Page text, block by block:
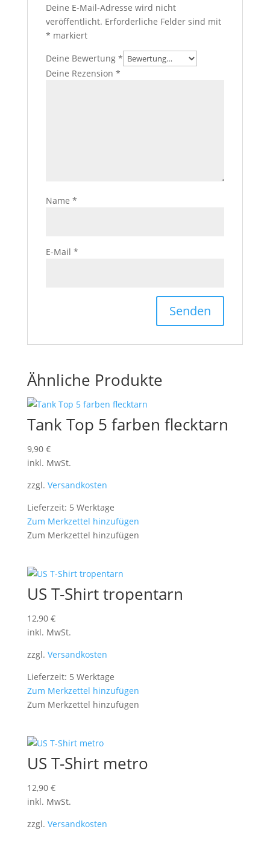
Deine E-Mail-Adresse wird nicht
veröffentlicht. Erforderliche Felder sind mit
* markiert
Deine Bewertung *
Deine Rezension *
Name *
E-Mail *
Ähnliche Produkte
Tank Top 5 farben flecktarn
9,90 €
inkl. MwSt.
zzgl. Versandkosten
Lieferzeit: 5 Werktage
Zum Merkzettel hinzufügen
Zum Merkzettel hinzufügen
US T-Shirt tropentarn
12,90 €
inkl. MwSt.
zzgl. Versandkosten
Lieferzeit: 5 Werktage
Zum Merkzettel hinzufügen
Zum Merkzettel hinzufügen
US T-Shirt metro
12,90 €
inkl. MwSt.
zzgl. Versandkosten